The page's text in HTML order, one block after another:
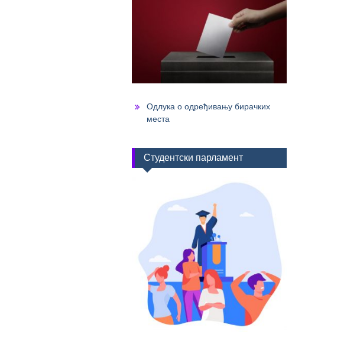
Одлука о одређивању бирачких
места
Студентски парламент